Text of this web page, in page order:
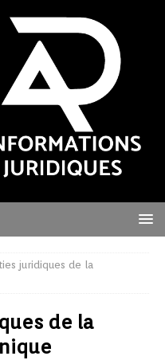
juridiques de la
de la